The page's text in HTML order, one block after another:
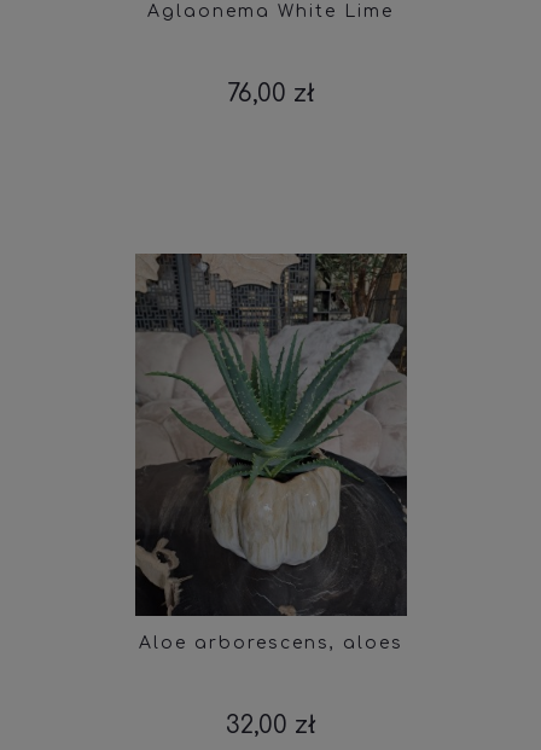
Aglaonema White Lime
76,00 zł
Aloe arborescens, aloes
32,00 zł